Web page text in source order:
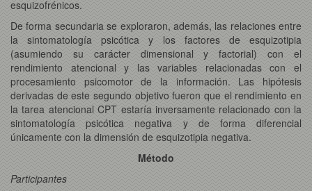
esquizofrénicos.
De forma secundaria se exploraron, además, las relaciones entre
la sintomatología psicótica y los factores de esquizotipia
(asumiendo su carácter dimensional y factorial) con el
rendimiento atencional y las variables relacionadas con el
procesamiento psicomotor de la información. Las hipótesis
derivadas de este segundo objetivo fueron que el rendimiento en
la tarea atencional CPT estaría inversamente relacionado con la
sintomatología psicótica negativa y de forma diferencial
únicamente con la dimensión de esquizotipia negativa.
Método
Participantes